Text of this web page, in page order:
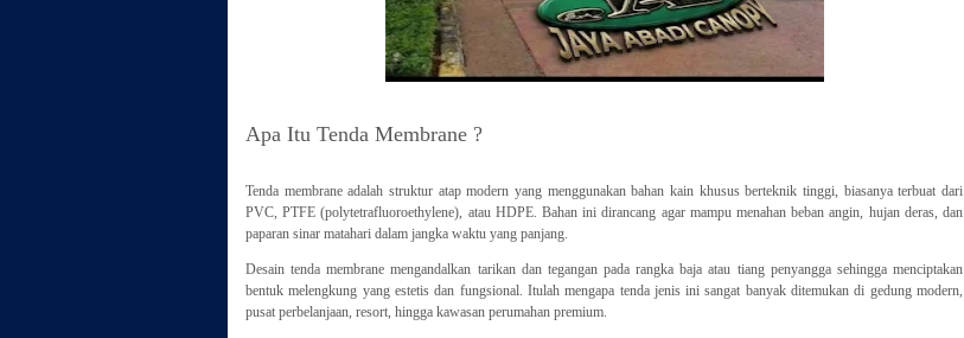
Apa Itu Tenda Membrane ?
Tenda membrane adalah struktur atap modern yang menggunakan bahan kain khusus berteknik tinggi, biasanya terbuat dari
PVC, PTFE (polytetrafluoroethylene), atau HDPE. Bahan ini dirancang agar mampu menahan beban angin, hujan deras, dan
paparan sinar matahari dalam jangka waktu yang panjang.
Desain tenda membrane mengandalkan tarikan dan tegangan pada rangka baja atau tiang penyangga sehingga menciptakan
bentuk melengkung yang estetis dan fungsional. Itulah mengapa tenda jenis ini sangat banyak ditemukan di gedung modern,
pusat perbelanjaan, resort, hingga kawasan perumahan premium.